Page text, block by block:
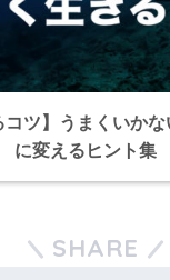
コツ】うまくいか
に変えるヒント集
SHARE